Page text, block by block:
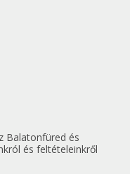
Balatonfüred és
és feltételeinkről